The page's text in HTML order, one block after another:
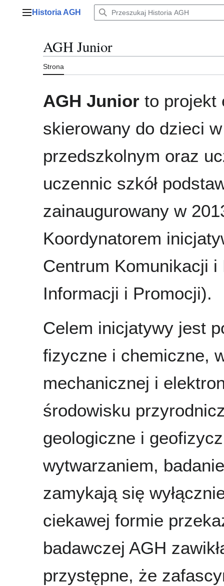
Menu główne
Historia AGH
AGH Junior
Strona
AGH Junior to projekt
skierowany do dzieci
przedszkolnym oraz
uczennic szkół
zainaugurowany w
Koordynatorem
Centrum Komunikacji i
Informacji i Promocji).
Celem inicjatywy jest
fizyczne i chemiczne,
mechanicznej i
środowisku
geologiczne i
wytwarzaniem,
zamykają się
ciekawej formie
badawczej AGH
przystępne, że